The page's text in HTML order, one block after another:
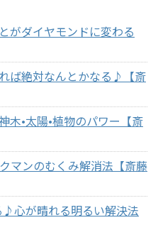
がダイヤモンドに変わる
ば絶対なんとかなる♪【斎
•太陽•植物のパワー【斎
マンのむくみ解消法【斎藤
♪心が晴れる明るい解決法